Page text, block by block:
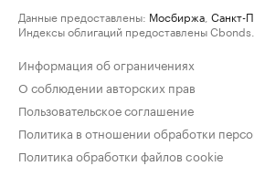
Данные предоставлены: Мосбиржа Санкт-
Индексы облигаций предоставлены Cbonds.
Информация об ограничениях
О соблюдении авторских прав
Пользовательское соглашение
Политика в отношении обработки
Политика обработки файлов cookie